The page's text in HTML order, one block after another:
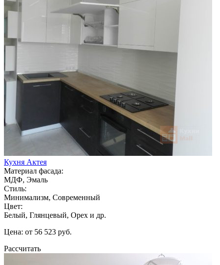
Кухня Актея
Материал фасада:
МДФ, Эмаль
Стиль:
Минимализм, Современный
Цвет:
Белый, Глянцевый, Орех и др.
Цена: от 56 523 руб.
Рассчитать